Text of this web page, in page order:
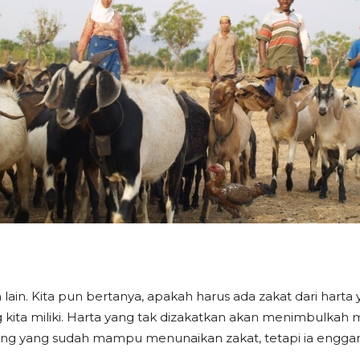
Kita pun bertanya, apakah harus ada zakat dari harta
miliki. Harta yang tak dizakatkan akan menimbulkah
yang sudah mampu menunaikan zakat, tetapi ia